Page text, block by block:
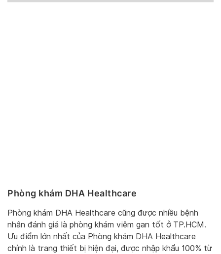
Phòng khám DHA Healthcare
Phòng khám DHA Healthcare cũng được nhiều bệnh
nhân đánh giá là phòng khám viêm gan tốt ở TP.HCM.
Ưu điểm lớn nhất của Phòng khám DHA Healthcare
chính là trang thiết bị hiện đại, được nhập khẩu 100% từ